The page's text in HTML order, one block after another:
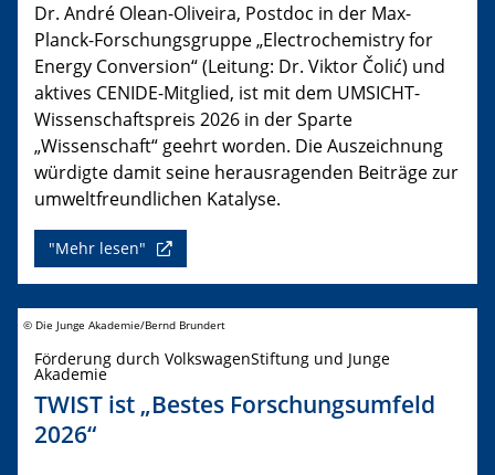
Dr. André Olean-Oliveira, Postdoc in der Max-
Planck-Forschungsgruppe „Electrochemistry for
Energy Conversion“ (Leitung: Dr. Viktor Čolić) und
aktives CENIDE-Mitglied, ist mit dem UMSICHT-
Wissenschaftspreis 2026 in der Sparte
„Wissenschaft“ geehrt worden. Die Auszeichnung
würdigte damit seine herausragenden Beiträge zur
umweltfreundlichen Katalyse.
"Mehr lesen"
© Die Junge Akademie/Bernd Brundert
Förderung durch VolkswagenStiftung und Junge
Akademie
TWIST ist „Bestes Forschungsumfeld
2026“